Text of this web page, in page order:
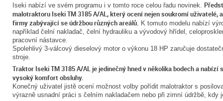
Iseki nabízí ve svém programu i v tomto roce celou řadu novinek.
malotraktoru Iseki TM 3185 A/AL, který ocení nejen soukromí uživatelé,
firmy zabývající se údržbou různých areálů. K tomuto modelu nabízí
například čelní nakladač, čelní hydrauliku a vývodový hřídel,
pracovní nástavce.
Spolehlivý 3-válcový dieselový motor o výkonu 18 HP zaručuje
stroje.
Traktor Iseki TM 3185 A/AL je jedinečný hned v několika bodech a nabízí
vysoký komfort obsluhy.
Konečný uživatel jistě ocení možnost volby pořídit malotraktor s
výrazně usnadní práci s čelním nakladačem nebo při zimní údržbě,